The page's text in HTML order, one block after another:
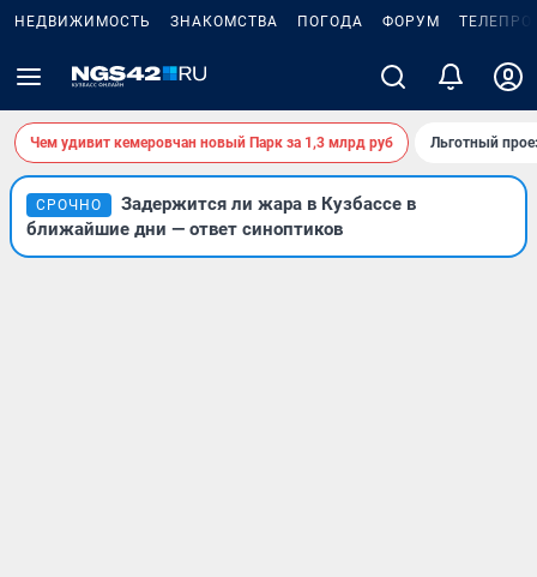
НЕДВИЖИМОСТЬ ЗНАКОМСТВА ПОГОДА ФОРУМ
Чем удивит кемеровчан новый Парк за 1,3 млрд руб Льготный
СРОЧНО
Задержится ли жара в Кузбассе в
ближайшие дни — ответ синоптиков